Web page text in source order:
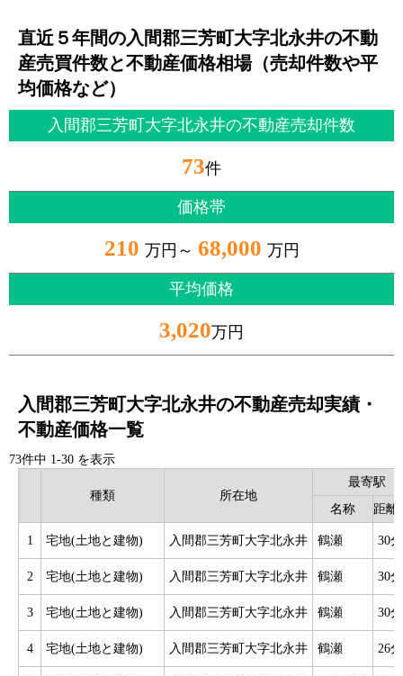
直近５年間の入間郡三芳町大字北永井の不動
産売買件数と不動産価格相場（売却件数や平
均価格など）
入間郡三芳町大字北永井の不動産売却件数
73件
価格帯
210 万円～ 68,000 万円
平均価格
3,020万円
入間郡三芳町大字北永井の不動産売却実績・
不動産価格一覧
73件中 1-30 を表示
種類 所在地
最寄駅
名称
距離
1 宅地(土地と建物) 入間郡三芳町大字北永井 鶴瀬 30分
2 宅地(土地と建物) 入間郡三芳町大字北永井 鶴瀬 30分
3 宅地(土地と建物) 入間郡三芳町大字北永井 鶴瀬 30分
4 宅地(土地と建物) 入間郡三芳町大字北永井 鶴瀬 26分